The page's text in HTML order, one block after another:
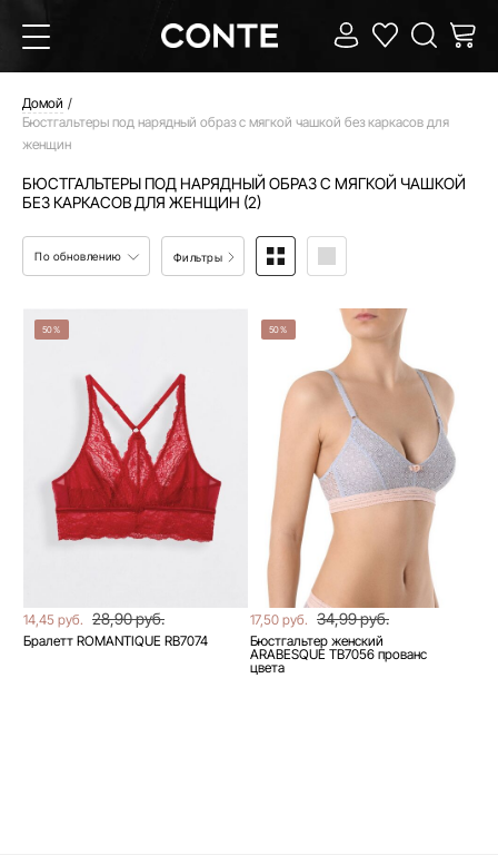
Домой
Бюстгальтеры под нарядный образ с мягкой чашкой без каркасов для
женщин
БЮСТГАЛЬТЕРЫ ПОД НАРЯДНЫЙ ОБРАЗ С МЯГКОЙ ЧАШКОЙ
БЕЗ КАРКАСОВ ДЛЯ ЖЕНЩИН (2)
По обновлению Фильтры
50%
14,45 руб. 28,90 руб.
Бралетт ROMANTIQUE RB7074
50%
17,50 руб. 34,99 руб.
Бюстгальтер женский
ARABESQUE TB7056 прованс
цвета